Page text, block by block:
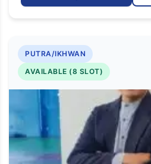
PUTRA/IKHWAN
AVAILABLE (8 SLOT)